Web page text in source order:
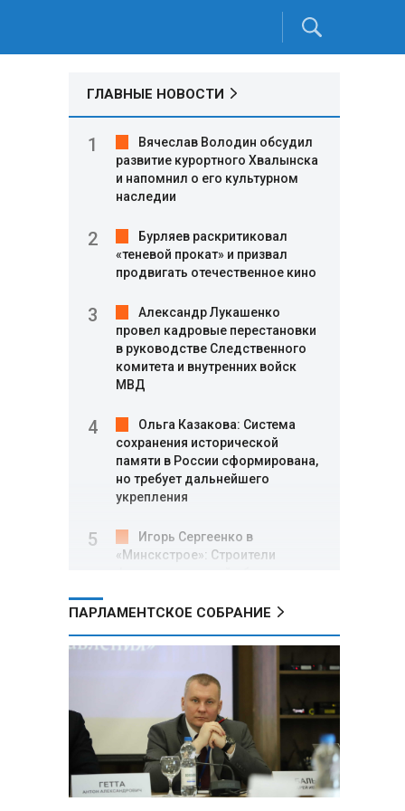
ГЛАВНЫЕ НОВОСТИ
Вячеслав Володин обсудил
развитие курортного Хвалынска
и напомнил о его культурном
наследии
Бурляев раскритиковал
«теневой прокат» и призвал
продвигать отечественное кино
Александр Лукашенко
провел кадровые перестановки
в руководстве Следственного
комитета и внутренних войск
МВД
Ольга Казакова: Система
сохранения исторической
памяти в России сформирована,
но требует дальнейшего
укрепления
Игорь Сергеенко в
«Минскстрое»: Строители
в улучшении охраны труда
МИД РФ: Поездка
Зеленского в США не принесла
ожидаемых результатов
Белорусские школьники
собрали первые «космические»
томаты из семян, побывавших
на орбите
ПАРЛАМЕНТСКОЕ СОБРАНИЕ